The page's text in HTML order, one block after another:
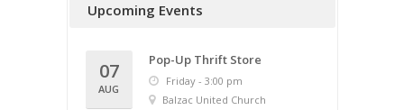
Upcoming Events
07
AUG
Pop-Up Thrift Store
Friday - 3:00 pm
Balzac United Church